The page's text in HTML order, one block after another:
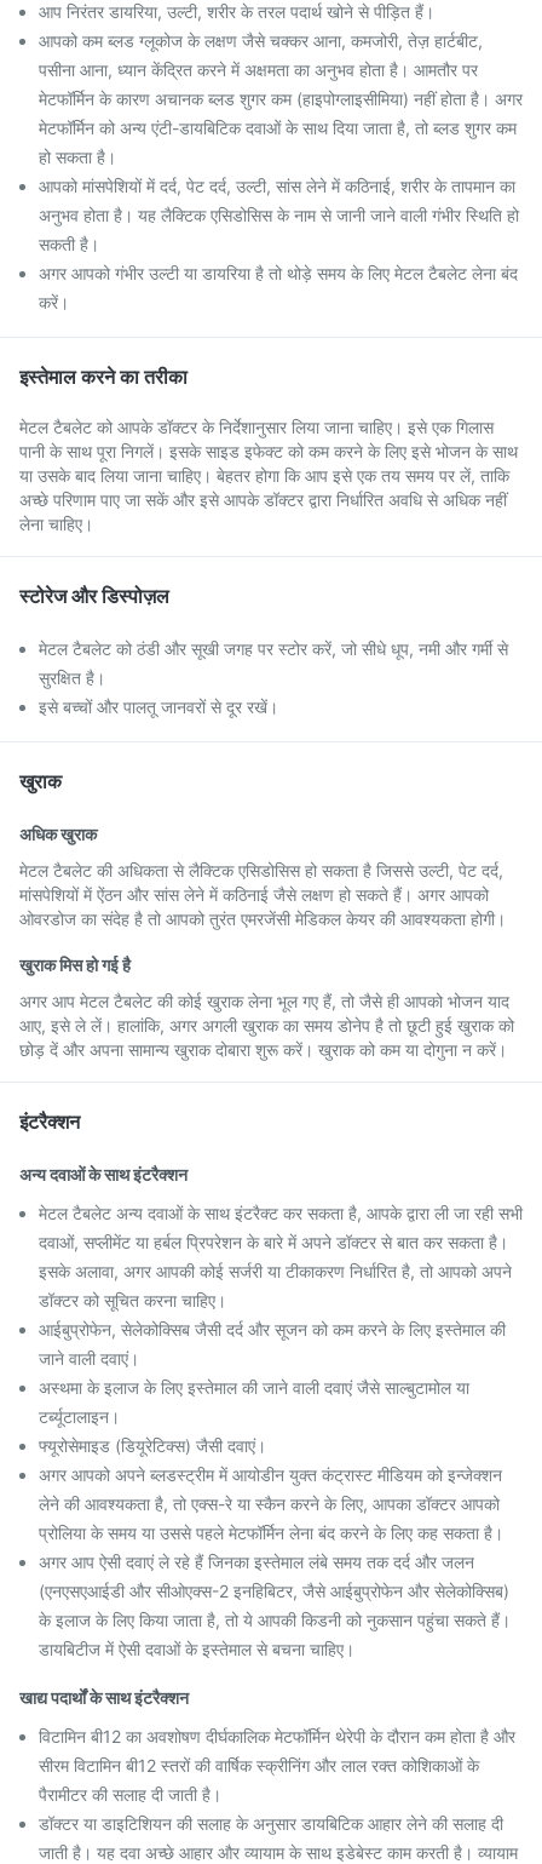
आप निरंतर डायरिया, उल्टी, शरीर के तरल पदार्थ खोने से पीड़ित हैं।
आपको कम ब्लड ग्लूकोज के लक्षण जैसे चक्कर आना, कमजोरी, तेज़ हार्टबीट,
पसीना आना, ध्यान केंद्रित करने में अक्षमता का अनुभव होता है। आमतौर पर
मेटफॉर्मिन के कारण अचानक ब्लड शुगर कम (हाइपोग्लाइसीमिया) नहीं होता है। अगर
मेटफॉर्मिन को अन्य एंटी-डायबिटिक दवाओं के साथ दिया जाता है, तो ब्लड शुगर कम
हो सकता है।
आपको मांसपेशियों में दर्द, पेट दर्द, उल्टी, सांस लेने में कठिनाई, शरीर के तापमान का
अनुभव होता है। यह लैक्टिक एसिडोसिस के नाम से जानी जाने वाली गंभीर स्थिति हो
सकती है।
अगर आपको गंभीर उल्टी या डायरिया है तो थोड़े समय के लिए मेटल टैबलेट लेना बंद
करें।
इस्तेमाल करने का तरीका
मेटल टैबलेट को आपके डॉक्टर के निर्देशानुसार लिया जाना चाहिए। इसे एक गिलास
पानी के साथ पूरा निगलें। इसके साइड इफेक्ट को कम करने के लिए इसे भोजन के साथ
या उसके बाद लिया जाना चाहिए। बेहतर होगा कि आप इसे एक तय समय पर लें, ताकि
अच्छे परिणाम पाए जा सकें और इसे आपके डॉक्टर द्वारा निर्धारित अवधि से अधिक नहीं
लेना चाहिए।
स्टोरेज और डिस्पोज़ल
मेटल टैबलेट को ठंडी और सूखी जगह पर स्टोर करें, जो सीधे धूप, नमी और गर्मी से
सुरक्षित है।
इसे बच्चों और पालतू जानवरों से दूर रखें।
खुराक
अधिक खुराक
मेटल टैबलेट की अधिकता से लैक्टिक एसिडोसिस हो सकता है जिससे उल्टी, पेट दर्द,
मांसपेशियों में ऐंठन और सांस लेने में कठिनाई जैसे लक्षण हो सकते हैं। अगर आपको
ओवरडोज का संदेह है तो आपको तुरंत एमरजेंसी मेडिकल केयर की आवश्यकता होगी।
खुराक मिस हो गई है
अगर आप मेटल टैबलेट की कोई खुराक लेना भूल गए हैं, तो जैसे ही आपको भोजन याद
आए, इसे ले लें। हालांकि, अगर अगली खुराक का समय डोनेप है तो छूटी हुई खुराक को
छोड़ दें और अपना सामान्य खुराक दोबारा शुरू करें। खुराक को कम या दोगुना न करें।
इंटरैक्शन
अन्य दवाओं के साथ इंटरैक्शन
मेटल टैबलेट अन्य दवाओं के साथ इंटरैक्ट कर सकता है, आपके द्वारा ली जा रही सभी
दवाओं, सप्लीमेंट या हर्बल प्रिपरेशन के बारे में अपने डॉक्टर से बात कर सकता है।
इसके अलावा, अगर आपकी कोई सर्जरी या टीकाकरण निर्धारित है, तो आपको अपने
डॉक्टर को सूचित करना चाहिए।
आईबुप्रोफेन, सेलेकोक्सिब जैसी दर्द और सूजन को कम करने के लिए इस्तेमाल की
जाने वाली दवाएं।
अस्थमा के इलाज के लिए इस्तेमाल की जाने वाली दवाएं जैसे साल्बुटामोल या
टर्ब्यूटालाइन।
फ्यूरोसेमाइड (डियूरेटिक्स) जैसी दवाएं।
अगर आपको अपने ब्लडस्ट्रीम में आयोडीन युक्त कंट्रास्ट मीडियम को इन्जेक्शन
लेने की आवश्यकता है, तो एक्स-रे या स्कैन करने के लिए, आपका डॉक्टर आपको
प्रोलिया के समय या उससे पहले मेटफॉर्मिन लेना बंद करने के लिए कह सकता है।
अगर आप ऐसी दवाएं ले रहे हैं जिनका इस्तेमाल लंबे समय तक दर्द और जलन
(एनएसएआईडी और सीओएक्स-2 इनहिबिटर, जैसे आईबुप्रोफेन और सेलेकोक्सिब)
के इलाज के लिए किया जाता है, तो ये आपकी किडनी को नुकसान पहुंचा सकते हैं।
डायबिटीज में ऐसी दवाओं के इस्तेमाल से बचना चाहिए।
खाद्य पदार्थों के साथ इंटरैक्शन
विटामिन बी12 का अवशोषण दीर्घकालिक मेटफॉर्मिन थेरेपी के दौरान कम होता है और
सीरम विटामिन बी12 स्तरों की वार्षिक स्क्रीनिंग और लाल रक्त कोशिकाओं के
पैरामीटर की सलाह दी जाती है।
डॉक्टर या डाइटिशियन की सलाह के अनुसार डायबिटिक आहार लेने की सलाह दी
जाती है। यह दवा अच्छे आहार और व्यायाम के साथ इडेबेस्ट काम करती है। व्यायाम